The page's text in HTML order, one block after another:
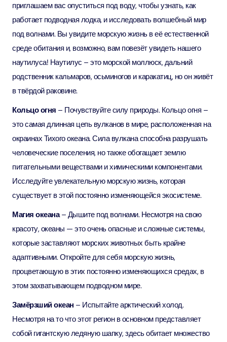
приглашаем вас опуститься под воду, чтобы узнать, как
работает подводная лодка, и исследовать волшебный мир
под волнами. Вы увидите морскую жизнь в её естественной
среде обитания и, возможно, вам повезёт увидеть нашего
наутилуса! Наутилус – это морской моллюск, дальний
родственник кальмаров, осьминогов и каракатиц, но он живёт
в твёрдой раковине.
Кольцо огня – Почувствуйте силу природы. Кольцо огня –
это самая длинная цепь вулканов в мире, расположенная на
окраинах Тихого океана. Сила вулкана способна разрушать
человеческие поселения, но также обогащает землю
питательными веществами и химическими компонентами.
Исследуйте увлекательную морскую жизнь, которая
существует в этой постоянно изменяющейся экосистеме.
Магия океана– Дышите под волнами. Несмотря на свою
красоту, океаны — это очень опасные и сложные системы,
которые заставляют морских животных быть крайне
адаптивными. Откройте для себя морскую жизнь,
процветающую в этих постоянно изменяющихся средах, в
этом захватывающем подводном мире.
Замёрзший океан – Испытайте арктический холод.
Несмотря на то что этот регион в основном представляет
собой гигантскую ледяную шапку, здесь обитает множество